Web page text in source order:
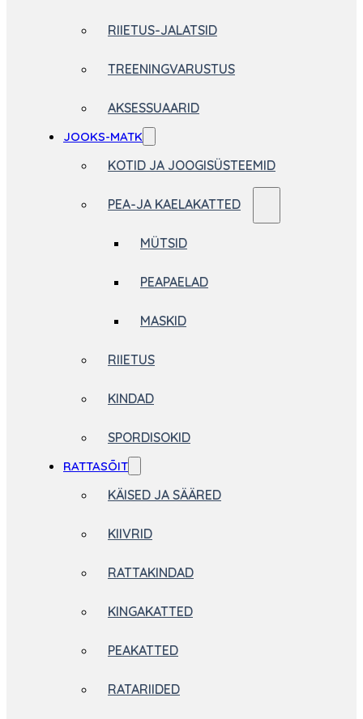
RIIETUS-JALATSID
TREENINGVARUSTUS
AKSESSUAARID
JOOKS-MATK
KOTID JA JOOGISÜSTEEMID
PEA-JA KAELAKATTED
MÜTSID
PEAPAELAD
MASKID
RIIETUS
KINDAD
SPORDISOKID
RATTASÕIT
KÄISED JA SÄÄRED
KIIVRID
RATTAKINDAD
KINGAKATTED
PEAKATTED
RATARIIDED